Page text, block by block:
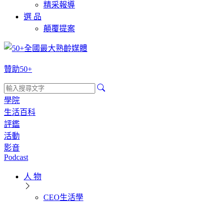
精采報導
選 品
顛覆提案
贊助50+
學院
生活百科
評鑑
活動
影音
Podcast
人 物
CEO生活學